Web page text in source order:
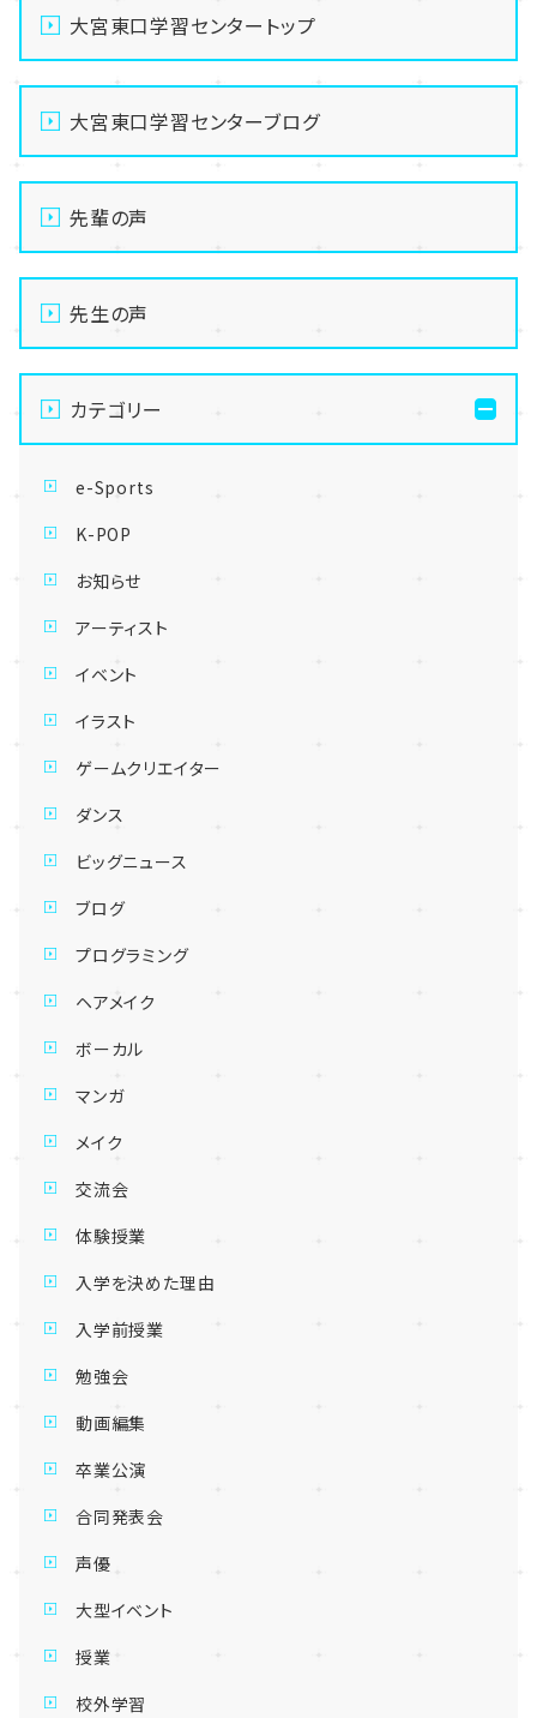
大宮東口学習センタートップ
大宮東口学習センターブログ
先輩の声
先生の声
カテゴリー
e-Sports
K-POP
お知らせ
アーティスト
イベント
イラスト
ゲームクリエイター
ダンス
ビッグニュース
ブログ
プログラミング
ヘアメイク
ボーカル
マンガ
メイク
交流会
体験授業
入学を決めた理由
入学前授業
勉強会
動画編集
卒業公演
合同発表会
声優
大型イベント
授業
校外学習